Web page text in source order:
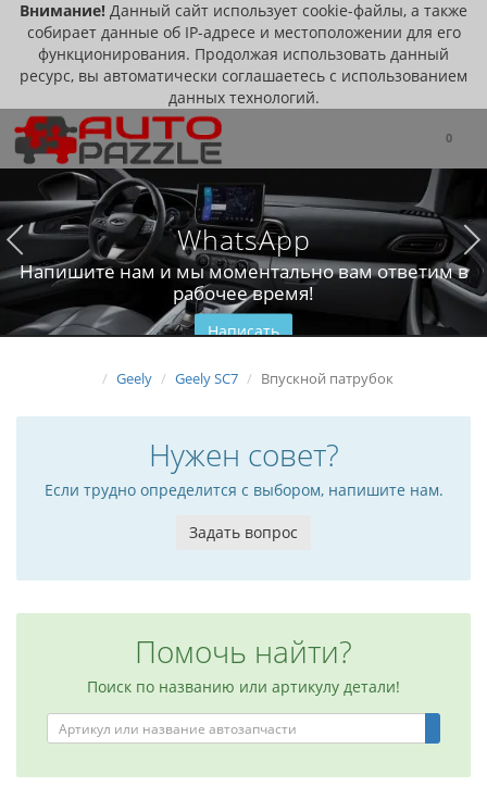
Внимание! Данный сайт использует cookie-файлы, а также
собирает данные об IP-адресе и местоположении для его
функционирования. Продолжая использовать данный
ресурс, вы автоматически соглашаетесь с использованием
данных технологий.
0
WhatsApp
Напишите нам и мы моментально вам ответим в
рабочее время!
Написать
Geely Geely SC7 Впускной патрубок
Нужен совет?
Если трудно определится с выбором, напишите нам.
Задать вопрос
Помочь найти?
Поиск по названию или артикулу детали!